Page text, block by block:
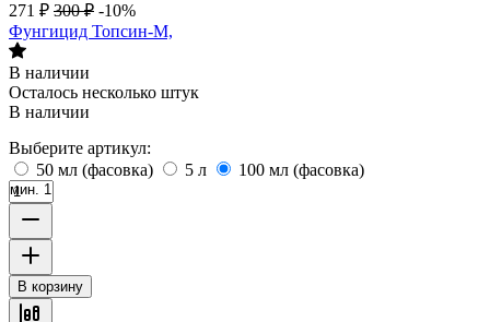
271 ₽ 300 ₽ -10%
Фунгицид Топсин-М,
В наличии
Осталось несколько штук
В наличии
Выберите артикул:
50 мл (фасовка)
5 л 100 мл (фасовка)
мин. 1
В корзину